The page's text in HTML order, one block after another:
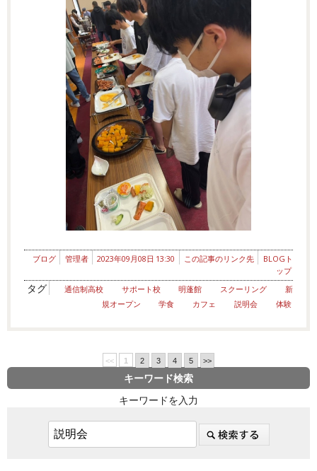
ブログ 管理者 2023年09月08日 13:30 この記事のリンク先
BLOGト
ップ
タグ 通信制高校 サポート校 明蓬館 スクーリング
新
規オープン
学食 カフェ 説明会 体験
<< 1 2 3 4 5 >>
キーワード検索
キーワードを入力